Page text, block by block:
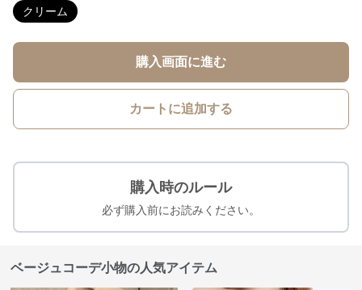
クリーム
購入画面に進む
カートに追加する
購入時のルール
必ず購入前にお読みください。
ベージュコーデ小物の人気アイテム